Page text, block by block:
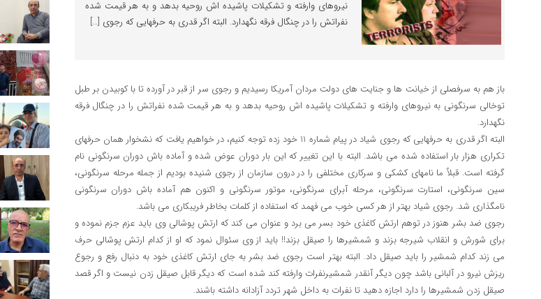
نیروهای وارفته و تشکیلات پاشیده اش روحیه بدهد و به هر قیمت شده
نفراتش را در چنگال فرقه نگهدارد. البته اگر قدری به حرفهایی که رجوی […]
باز هم به سرفصلی از خیانت ها و جنایت های دولت مردان آمریکا رسیدیم و رجوی سر از قبر در آورده تا با کوبیدن بر طبل
توخالی سرنگونی به نیروهای وارفته و تشکیلات پاشیده اش روحیه بدهد و به هر قیمت شده نفراتش را در چنگال فرقه
نگهدارد.
البته اگر قدری به حرفهایی که رجوی شیاد در پیام شماره 11 خود زده توجه کنیم، در خواهیم یافت که نشخوار همان حرفهای
تکراری هزار بار استفاده شده می باشد. البته با این تغییر که این بار دوران عوض شده و آماده باش دوران سرنگونی نام
گرفته است. قبلاٌ ما نامهای کشکی و سرکاری مختلفی را در درون سازمان از رجوی شنیده بودیم از جمله مرحله سرنگونی،
سین سرنگونی، استارت سرنگونی، مرحله آبرای سرنگونی، موتور سرنگونی و اکنون هم آماده باش دوران سرنگونی
نامگذاری شد. رجوی شیاد بهتر از هر کسی خوب می فهمد که استفاده از کلمات بخاطر فریبکاری می باشد.
رجوی ضد بشر هنوز در توهم ارتش کاغذی خود بسر می برد و عنوان می کند که ارتش پوشالی وی باید عزم جزم نموده و
برای شورش و انقلاب شیرجه بزند و شمشیرها را صیقل بزند!! باید از وی سئوال نمود که او از کدام ارتش پوشالی حرف
می زند کدام شمشیر را باید صیقل داد. البته بهتر است رجوی ضد بشر به جای ارتش کاغذی خود به دنبال رفع و رجوع
ریزش نیرو در آلبانی باشد چون دیگر آنقدر شمشیرنفرات وارفته کند شده است که دیگر قابل صیقل زدن نیست و اگر قصد
صیقل زدن شمشیرها را دارد اجازه دهید تا نفرات به داخل شهر تردد آزادانه داشته باشند.